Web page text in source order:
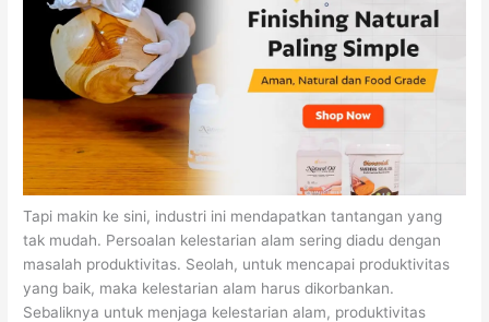
Tapi makin ke sini, industri ini mendapatkan tantangan yang
tak mudah. Persoalan kelestarian alam sering diadu dengan
masalah produktivitas. Seolah, untuk mencapai produktivitas
yang baik, maka kelestarian alam harus dikorbankan.
Sebaliknya untuk menjaga kelestarian alam, produktivitas